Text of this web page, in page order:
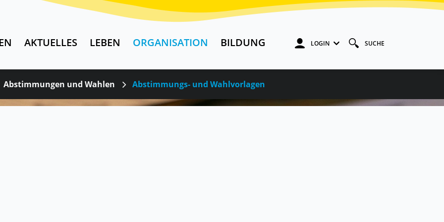
AKTUELLES LEBEN ORGANISATION BILDUNG LOGIN SUCHE
Abstimmungen und Wahlen Abstimmungs- und Wahlvorlagen